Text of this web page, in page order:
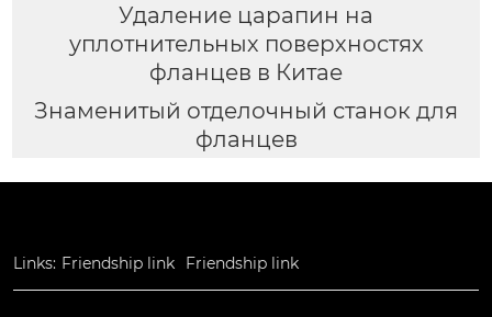
Удаление царапин на
уплотнительных поверхностях
фланцев в Китае
Знаменитый отделочный станок для
фланцев
Links: Friendship link Friendship link